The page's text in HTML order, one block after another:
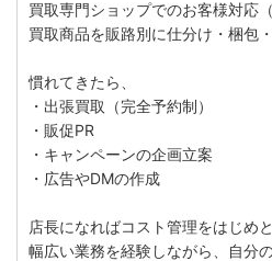
買取専門ショップでのお客様対応
買取商品を販路別に仕分け・梱包
慣れてきたら、
・出張買取（完全予約制）
・販促PR
・キャンペーンの企画立案
・広告やDMの作成
店長になればコスト管理をはじめ
幅広い業務を経験しながら、自分